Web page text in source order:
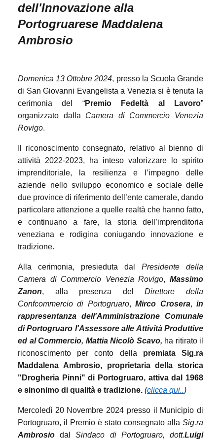
dell'Innovazione alla
Portogruarese Maddalena
Ambrosio
Domenica 13 Ottobre 2024, presso la Scuola Grande
di San Giovanni Evangelista a Venezia si è tenuta la
cerimonia del “Premio Fedeltà al Lavoro”
organizzato dalla Camera di Commercio Venezia
Rovigo.
Il riconoscimento consegnato, relativo al bienno di
attività 2022-2023, ha inteso valorizzare lo spirito
imprenditoriale, la resilienza e l’impegno delle
aziende nello sviluppo economico e sociale delle
due province di riferimento dell’ente camerale, dando
particolare attenzione a quelle realtà che hanno fatto,
e continuano a fare, la storia dell’imprenditoria
veneziana e rodigina coniugando innovazione e
tradizione.
Alla cerimonia, presieduta dal Presidente della
Camera di Commercio Venezia Rovigo, Massimo
Zanon, alla presenza delDirettore della
Confcommercio di Portogruaro,Mirco Crosera, in
rappresentanza dell'Amministrazione Comunale
di Portogruaro l'Assessore alle Attività Produttive
ed al Commercio, Mattia Nicolò Scavo, ha ritirato il
riconoscimento per conto della premiata Sig.ra
Maddalena Ambrosio, proprietaria della storica
"Drogheria Pinni" di Portogruaro, attiva dal 1968
e sinonimo di qualità e tradizione. (clicca qui..)
Mercoledì 20 Novembre 2024 presso il Municipio di
Portogruaro, il Premio è stato consegnato alla Sig.ra
Ambrosio
dalSindaco di Portogruaro, dott.Luigi